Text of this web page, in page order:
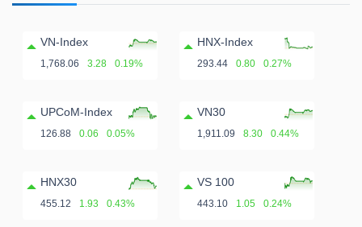
VN-Index
1,768.06 3.28 0.19%
HNX-Index
293.44 0.80 0.27%
UPCoM-Index
126.88 0.06 0.05%
VN30
1,911.09 8.30 0.44%
HNX30
455.12 1.93 0.43%
VS 100
443.10 1.05 0.24%